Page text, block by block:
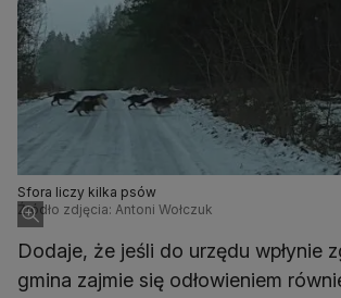
Sfora liczy kilka psów
Źródło zdjęcia: Antoni Wołczuk
Dodaje, że jeśli do urzędu wpłynie
gmina zajmie się odłowieniem